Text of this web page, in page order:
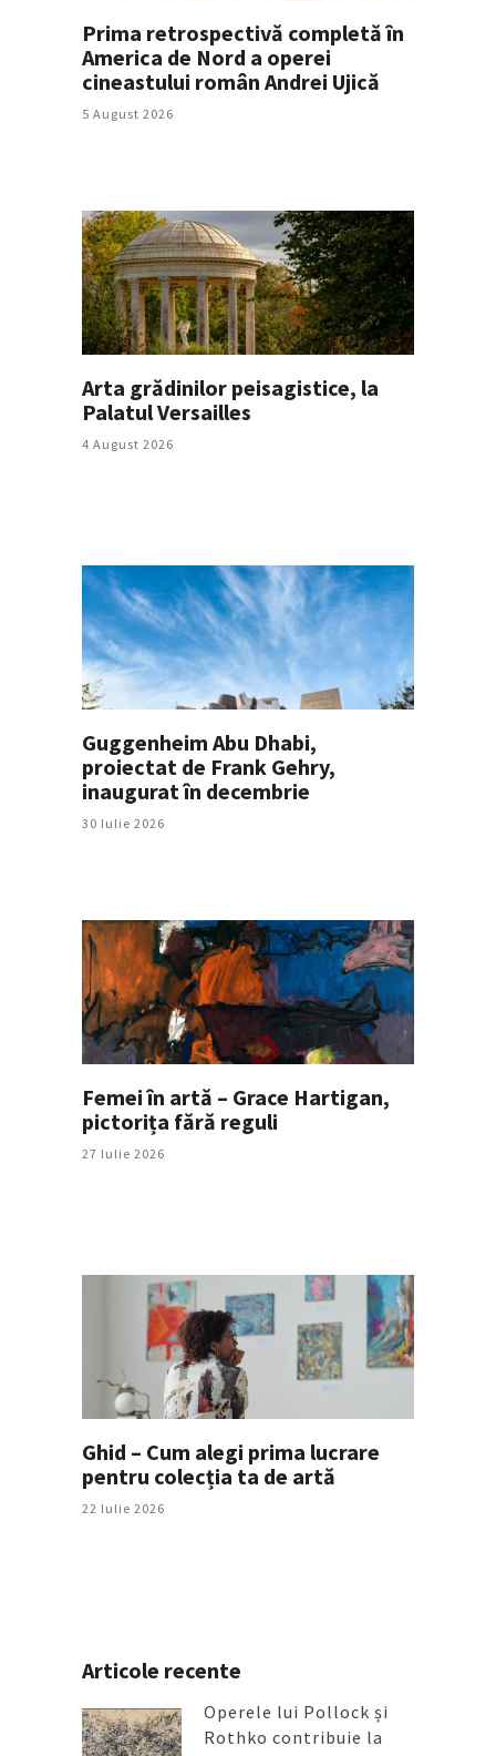
Prima retrospectivă completă în
America de Nord a operei
cineastului român Andrei Ujică
5 August 2026
Arta grădinilor peisagistice, la
Palatul Versailles
4 August 2026
Guggenheim Abu Dhabi,
proiectat de Frank Gehry,
inaugurat în decembrie
30 Iulie 2026
Femei în artă – Grace Hartigan,
pictorița fără reguli
27 Iulie 2026
Ghid – Cum alegi prima lucrare
pentru colecția ta de artă
22 Iulie 2026
Articole recente
Operele lui Pollock și
Rothko contribuie la